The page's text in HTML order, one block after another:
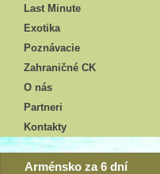
Last Minute
Exotika
Poznávacie
Zahraničné CK
O nás
Partneri
Kontakty
Arménsko za 6 dní